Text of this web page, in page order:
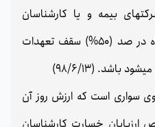
بیمه و یا کارشناسان
رسمی دادگستری، کمتر از پنجاه در صد (50%) سقف تعهدات
باشد. (98/6/13)
سواری است که ارزش روز آن